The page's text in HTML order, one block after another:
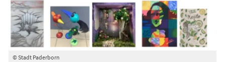
© Stadt Paderborn